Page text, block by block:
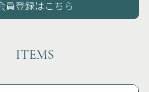
員登録はこちら
ITEMS